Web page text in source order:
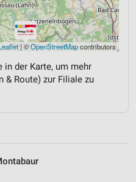
|©OpenStreetMapcontributors
in der Karte, um mehr
& Route) zur Filiale zu